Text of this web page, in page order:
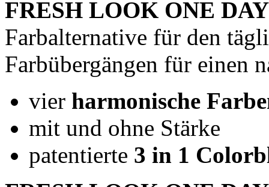
FRESH LOOK ONE
Farbalternative für den
Farbübergängen für einen
vier harmonische
mit und ohne Stärke
patentierte 3 in 1